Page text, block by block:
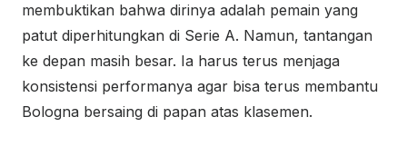
membuktikan bahwa dirinya adalah pemain yang
patut diperhitungkan di Serie A. Namun, tantangan
ke depan masih besar. Ia harus terus menjaga
konsistensi performanya agar bisa terus membantu
Bologna bersaing di papan atas klasemen.